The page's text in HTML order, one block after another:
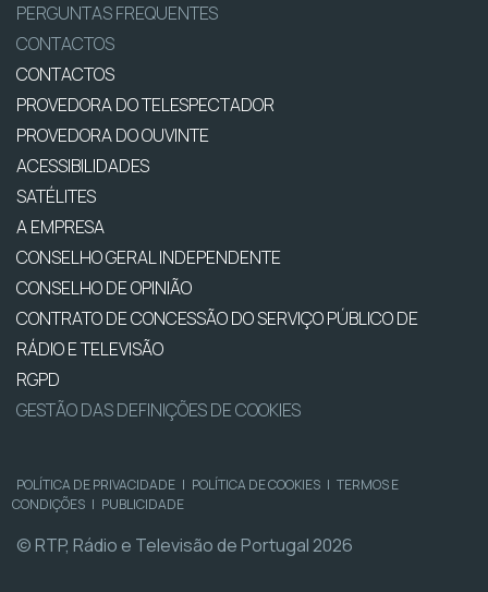
PERGUNTAS FREQUENTES
CONTACTOS
CONTACTOS
PROVEDORA DO TELESPECTADOR
PROVEDORA DO OUVINTE
ACESSIBILIDADES
SATÉLITES
A EMPRESA
CONSELHO GERAL INDEPENDENTE
CONSELHO DE OPINIÃO
CONTRATO DE CONCESSÃO DO SERVIÇO PÚBLICO DE
RÁDIO E TELEVISÃO
RGPD
GESTÃO DAS DEFINIÇÕES DE COOKIES
POLÍTICA DE PRIVACIDADE | POLÍTICA DE COOKIES | TERMOS E
CONDIÇÕES | PUBLICIDADE
© RTP, Rádio e Televisão de Portugal 2026